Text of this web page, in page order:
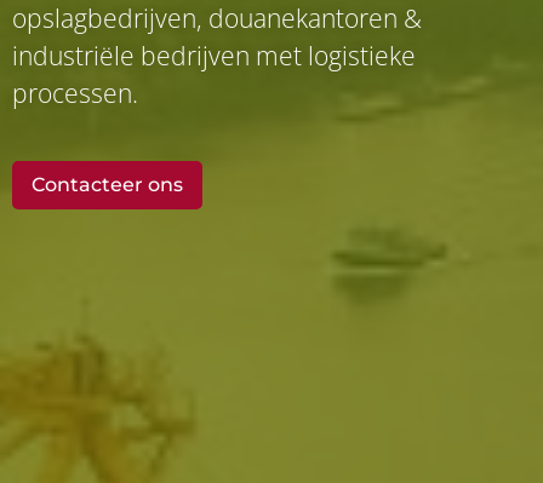
opslagbedrijven, douanekantoren &
industriële bedrijven met logistieke
processen.
Contacteer ons